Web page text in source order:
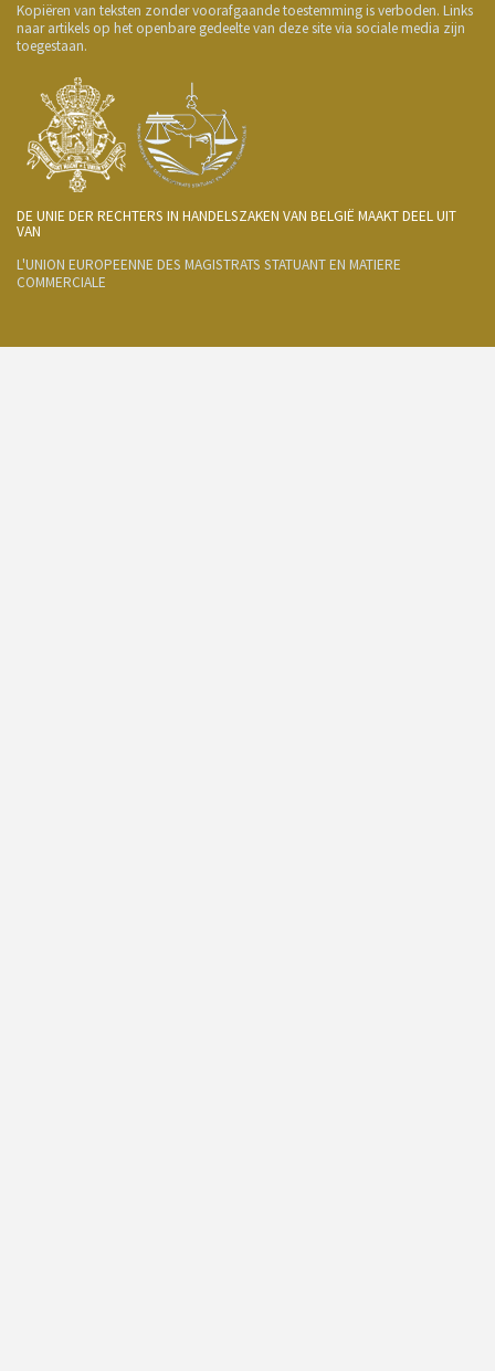
Kopiëren van teksten zonder voorafgaande toestemming is verboden. Links
naar artikels op het openbare gedeelte van deze site via sociale media zijn
toegestaan.
DE UNIE DER RECHTERS IN HANDELSZAKEN VAN BELGIË MAAKT DEEL UIT
VAN
L'UNION EUROPEENNE DES MAGISTRATS STATUANT EN MATIERE
COMMERCIALE